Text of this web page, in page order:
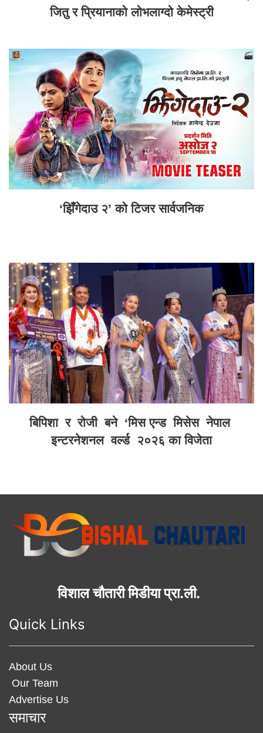
जितु र प्रियानाको लोभलाग्दो केमेस्ट्री
‘झिँगेदाउ २’ को टिजर सार्वजनिक
बिपिशा र रोजी बने ‘मिस एन्ड मिसेस नेपाल
इन्टरनेशनल वर्ल्ड २०२६ का विजेता
विशाल चौतारी मिडीया प्रा.ली.
Quick Links
About Us
Our Team
Advertise Us
समाचार